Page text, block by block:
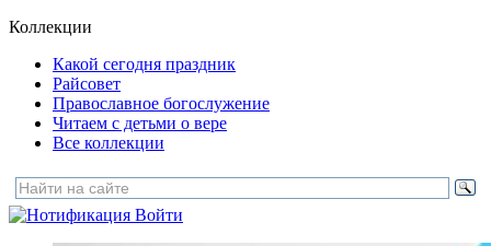
Коллекции
Какой сегодня праздник
Райсовет
Православное богослужение
Читаем с детьми о вере
Все коллекции
Войти